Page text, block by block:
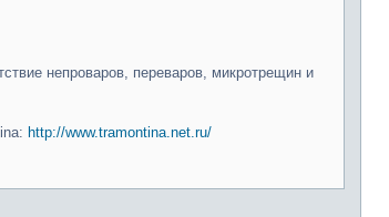
непроваров, переваров, микротрещин и
http://www.tramontina.net.ru/